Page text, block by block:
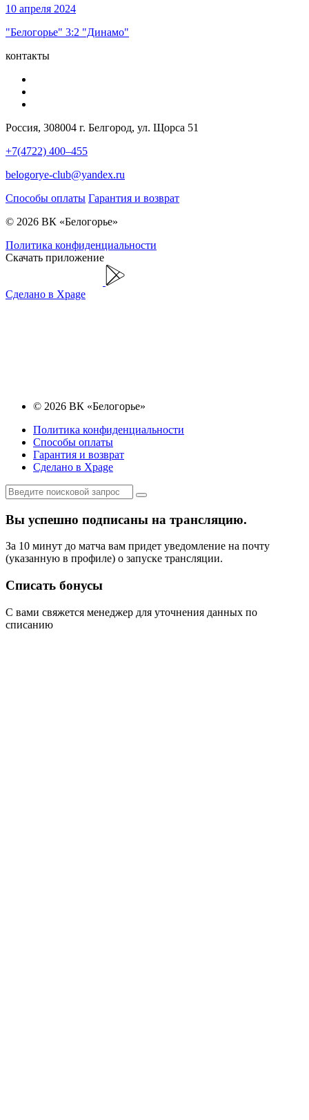
10 апреля 2024
"Белогорье" 3:2 "Динамо"
контакты
Россия, 308004 г. Белгород, ул. Щорса 51
+7(4722) 400–455
belogorye-club@yandex.ru
Способы оплаты Гарантия и возврат
© 2026 ВК «Белогорье»
Политика конфиденциальности
Скачать приложение
Сделано в Xpage
© 2026 ВК «Белогорье»
Политика конфиденциальности
Способы оплаты
Гарантия и возврат
Сделано в Xpage
Вы успешно подписаны на трансляцию.
За 10 минут до матча вам придет уведомление на почту
(указанную в профиле) о запуске трансляции.
Списать бонусы
С вами свяжется менеджер для уточнения данных по
списанию